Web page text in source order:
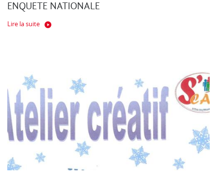
ENQUETE NATIONALE
Lire la suite